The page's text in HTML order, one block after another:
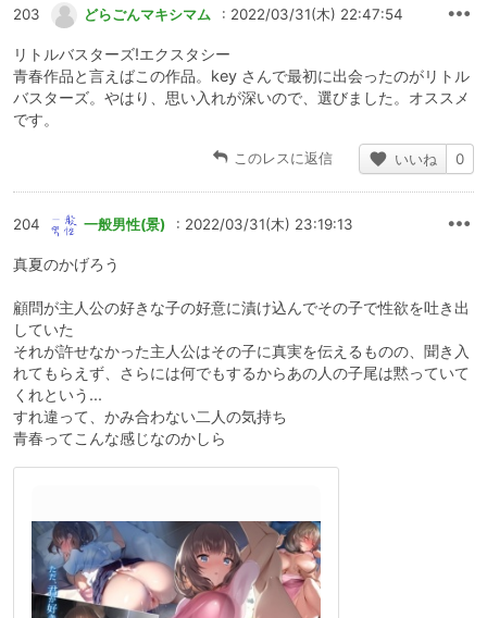
203 どらごんマキシマム : 2022/03/31(木) 22:47:54
リトルバスターズ!エクスタシー
青春作品と言えばこの作品。key さんで最初に出会ったのがリトル
バスターズ。やはり、思い入れが深いので、選びました。オススメ
です。
このレスに返信 いいね 0
204 一般男性(景) : 2022/03/31(木) 23:19:13
真夏のかげろう
顧問が主人公の好きな子の好意に漬け込んでその子で性欲を吐き出
していた
それが許せなかった主人公はその子に真実を伝えるものの、聞き入
れてもらえず、さらには何でもするからあの人の子尾は黙っていて
くれという...
すれ違って、かみ合わない二人の気持ち
青春ってこんな感じなのかしら